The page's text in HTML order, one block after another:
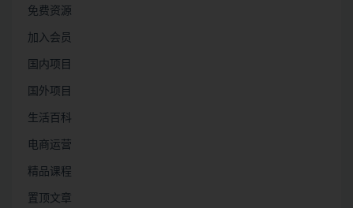
免费资源
加入会员
国内项目
国外项目
生活百科
电商运营
精品课程
置顶文章